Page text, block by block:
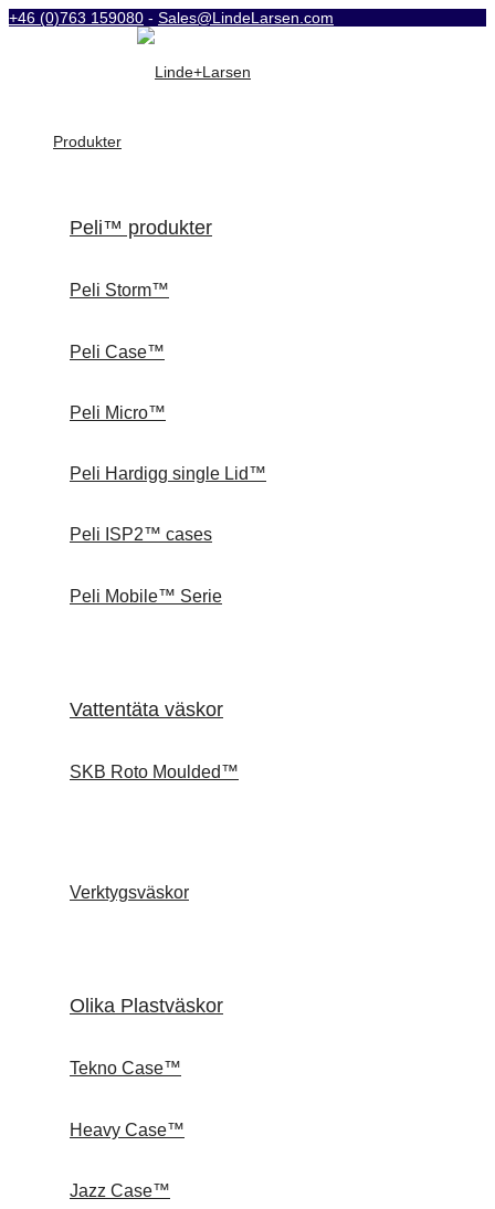
+46 (0)763 159080 - Sales@LindeLarsen.com
Produkter
Peli™ produkter
Peli Storm™
Peli Case™
Peli Micro™
Peli Hardigg single Lid™
Peli ISP2™ cases
Peli Mobile™ Serie
Vattentäta väskor
SKB Roto Moulded™
Verktygsväskor
Olika Plastväskor
Tekno Case™
Heavy Case™
Jazz Case™